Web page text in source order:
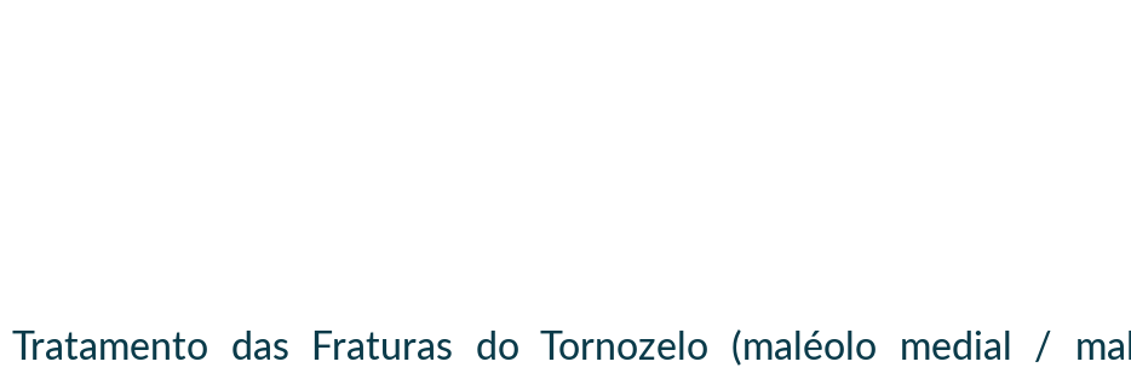
Tratamento das Fraturas do Tornozelo (maléolo medial /